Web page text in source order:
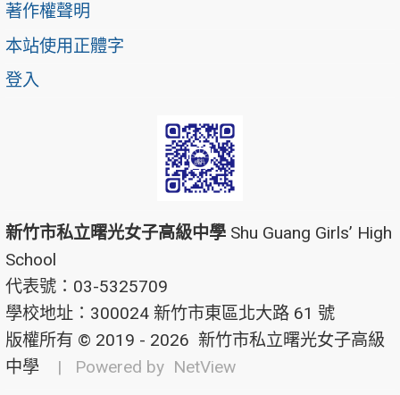
著作權聲明
本站使用正體字
登入
新竹市私立曙光女子高級中學 Shu Guang Girls’ High
School
代表號：03-5325709
學校地址：300024 新竹市東區北大路 61 號
版權所有 © 2019 - 2026 新竹市私立曙光女子高級
中學
| Powered by NetView